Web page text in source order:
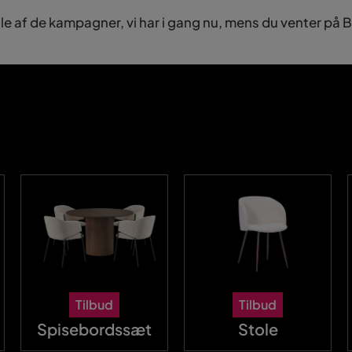
af de kampagner, vi har i gang nu, mens du venter på
Tilbud
Spisebordssæt
Tilbud
Stole